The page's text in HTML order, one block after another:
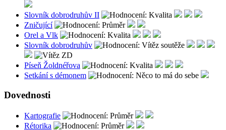
Slovník dobrodruhův II
Zničující
Orel a Vlk
Slovník dobrodruhův
Píseň Žoldnéřova
Setkání s démonem
Dovednosti
Kartografie
Rétorika